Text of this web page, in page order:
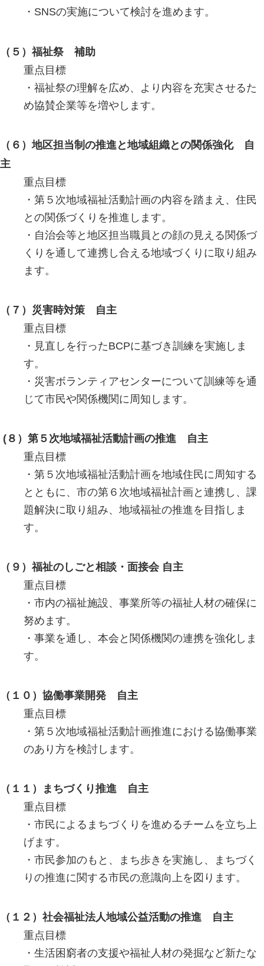
・SNSの実施について検討を進めます。
（５）福祉祭 補助
重点目標
・福祉祭の理解を広め、より内容を充実させるた
め協賛企業等を増やします。
（６）地区担当制の推進と地域組織との関係強化 自
主
重点目標
・第５次地域福祉活動計画の内容を踏まえ、住民
との関係づくりを推進します。
・自治会等と地区担当職員との顔の見える関係づ
くりを通して連携し合える地域づくりに取り組み
ます。
（７）災害時対策 自主
重点目標
・見直しを行ったBCPに基づき訓練を実施しま
す。
・災害ボランティアセンターについて訓練等を通
じて市民や関係機関に周知します。
(８）第５次地域福祉活動計画の推進 自主
重点目標
・第５次地域福祉活動計画を地域住民に周知する
とともに、市の第６次地域福祉計画と連携し、課
題解決に取り組み、地域福祉の推進を目指しま
す。
（９）福祉のしごと相談・面接会 自主
重点目標
・市内の福祉施設、事業所等の福祉人材の確保に
努めます。
・事業を通し、本会と関係機関の連携を強化しま
す。
（１０）協働事業開発 自主
重点目標
・第５次地域福祉活動計画推進における協働事業
のあり方を検討します。
（１１）まちづくり推進 自主
重点目標
・市民によるまちづくりを進めるチームを立ち上
げます。
・市民参加のもと、まち歩きを実施し、まちづく
りの推進に関する市民の意識向上を図ります。
（１２）社会福祉法人地域公益活動の推進 自主
重点目標
・生活困窮者の支援や福祉人材の発掘など新たな